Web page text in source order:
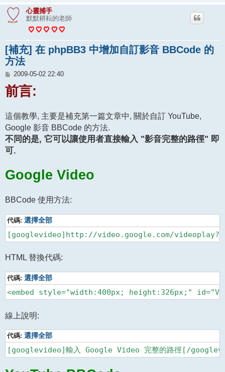
心靈捕手
默默耕耘的老師
[補充] 在 phpBB3 中增加自訂影音 BBCode 的
方法
文
2009-05-02 22:40
前言:
這個教學, 主要是補充第一篇文章中, 關於自訂 YouTube,
Google 影音 BBCode 的方法.
不同的是, 它可以讓使用者直接輸入 "影音完整的路徑" 即
可.
Google Video
BBCode 使用方法:
代碼: 選擇全部
[googlevideo]http://video.google.com/
HTML 替換代碼:
代碼: 選擇全部
線上說明:
代碼: 選擇全部